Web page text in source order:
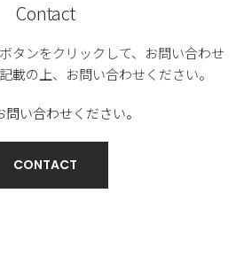
Contact
タンをクリックして、お問い合わせ
載の上、お問い合わせください。
い合わせください。
CONTACT